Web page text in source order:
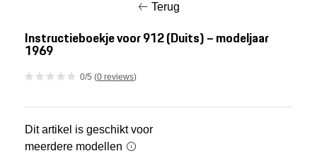
Nieuw
Terug
Instructieboekje voor 912 (Duits) – modeljaar
1969
0/5 (0 reviews)
Dit artikel is geschikt voor
meerdere modellen